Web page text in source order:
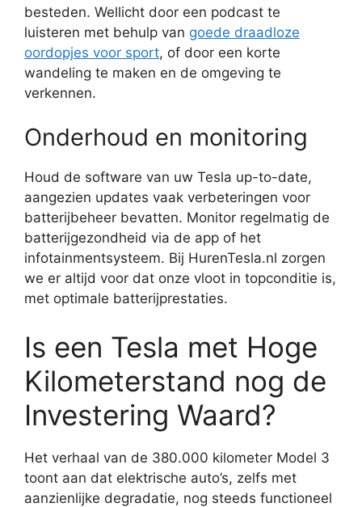
besteden. Wellicht door een podcast te
luisteren met behulp van goede draadloze
oordopjes voor sport, of door een korte
wandeling te maken en de omgeving te
verkennen.
Onderhoud en monitoring
Houd de software van uw Tesla up-to-date,
aangezien updates vaak verbeteringen voor
batterijbeheer bevatten. Monitor regelmatig de
batterijgezondheid via de app of het
infotainmentsysteem. Bij HurenTesla.nl zorgen
we er altijd voor dat onze vloot in topconditie is,
met optimale batterijprestaties.
Is een Tesla met Hoge
Kilometerstand nog de
Investering Waard?
Het verhaal van de 380.000 kilometer Model 3
toont aan dat elektrische auto’s, zelfs met
aanzienlijke degradatie, nog steeds functioneel